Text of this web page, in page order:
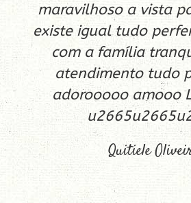
maravilhoso a vista
existe igual tudo
com a família
atendimento tudo
adorooooo amooo
Quitiele